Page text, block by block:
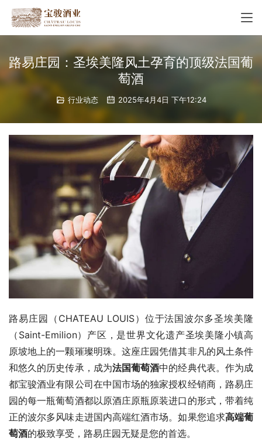
路易庄园：圣埃美隆风土孕育的顶级法国葡
萄酒
行业动态 2025年4月4日 下午12:24
路易庄园（CHATEAU LOUIS）位于法国波尔多圣埃美隆
（Saint-Emilion）产区，是世界文化遗产圣埃美隆小镇高
原坡地上的一颗璀璨明珠。这座庄园凭借其非凡的风土条件
和悠久的历史传承，成为法国葡萄酒中的经典代表。作为成
都宝骏酒业有限公司在中国市场的独家授权经销商，路易庄
园的每一瓶葡萄酒都以原酒庄原瓶原装进口的形式，带着纯
正的波尔多风味走进国内高端红酒市场。如果您追求高端葡
萄酒的极致享受，路易庄园无疑是您的首选。